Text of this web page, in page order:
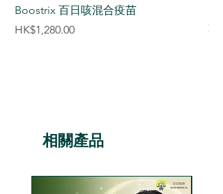
Boostrix 百日咳混合疫苗
價格
HK$1,280.00
達
相關產品